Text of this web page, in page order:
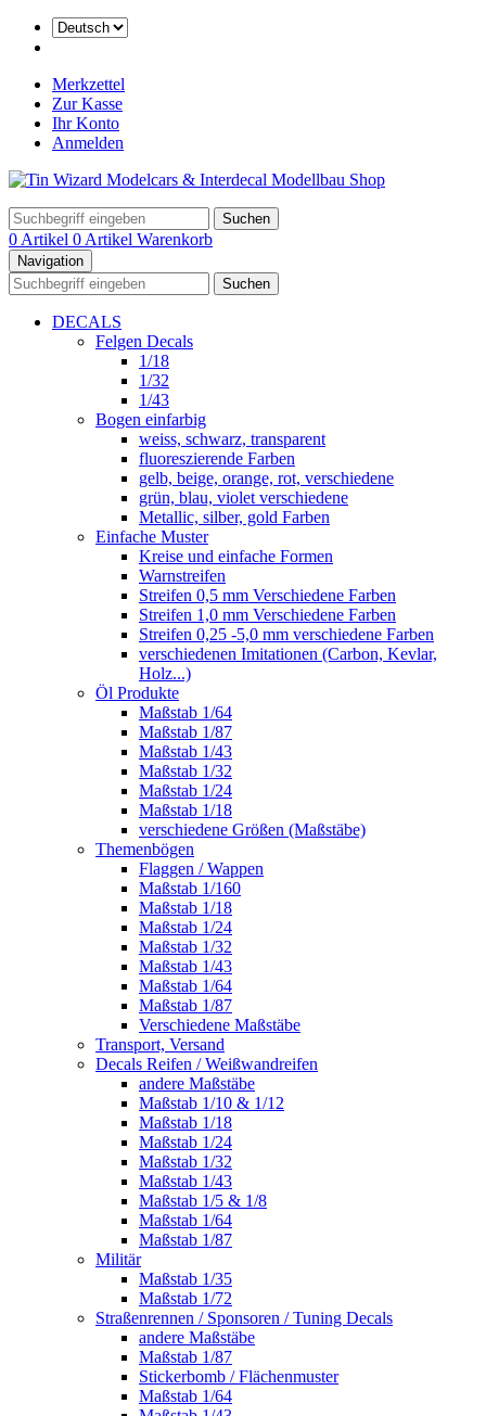
Merkzettel
Zur Kasse
Ihr Konto
Anmelden
Suchen
0 Artikel 0 Artikel Warenkorb
Navigation
Suchen
DECALS
Felgen Decals
1/18
1/32
1/43
Bogen einfarbig
weiss, schwarz, transparent
fluoreszierende Farben
gelb, beige, orange, rot, verschiedene
grün, blau, violet verschiedene
Metallic, silber, gold Farben
Einfache Muster
Kreise und einfache Formen
Warnstreifen
Streifen 0,5 mm Verschiedene Farben
Streifen 1,0 mm Verschiedene Farben
Streifen 0,25 -5,0 mm verschiedene Farben
verschiedenen Imitationen (Carbon, Kevlar,
Holz...)
Öl Produkte
Maßstab 1/64
Maßstab 1/87
Maßstab 1/43
Maßstab 1/32
Maßstab 1/24
Maßstab 1/18
verschiedene Größen (Maßstäbe)
Themenbögen
Flaggen / Wappen
Maßstab 1/160
Maßstab 1/18
Maßstab 1/24
Maßstab 1/32
Maßstab 1/43
Maßstab 1/64
Maßstab 1/87
Verschiedene Maßstäbe
Transport, Versand
Decals Reifen / Weißwandreifen
andere Maßstäbe
Maßstab 1/10 & 1/12
Maßstab 1/18
Maßstab 1/24
Maßstab 1/32
Maßstab 1/43
Maßstab 1/5 & 1/8
Maßstab 1/64
Maßstab 1/87
Militär
Maßstab 1/35
Maßstab 1/72
Straßenrennen / Sponsoren / Tuning Decals
andere Maßstäbe
Maßstab 1/87
Stickerbomb / Flächenmuster
Maßstab 1/64